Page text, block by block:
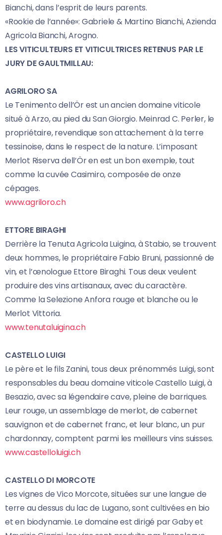
Bianchi, dans l’esprit de leurs parents.
«Rookie de l’année»: Gabriele & Martino Bianchi, Azienda
Agricola Bianchi, Arogno.
LES VITICULTEURS ET VITICULTRICES RETENUS PAR LE
JURY DE GAULTMILLAU:
AGRILORO SA
Le Tenimento dell’Ör est un ancien domaine viticole
situé à Arzo, au pied du San Giorgio. Meinrad C. Perler, le
propriétaire, revendique son attachement à la terre
tessinoise, dans le respect de la nature. L’imposant
Merlot Riserva dell’Ör en est un bon exemple, tout
comme la cuvée Casimiro, composée de onze
cépages.
www.agriloro.ch
ETTORE BIRAGHI
Derrière la Tenuta Agricola Luigina, à Stabio, se trouvent
deux hommes, le propriétaire Fabio Bruni, passionné de
vin, et l’œnologue Ettore Biraghi. Tous deux veulent
produire des vins artisanaux, avec du caractère.
Comme la Selezione Anfora rouge et blanche ou le
Merlot Vittoria.
www.tenutaluigina.ch
CASTELLO LUIGI
Le père et le fils Zanini, tous deux prénommés Luigi, sont
responsables du beau domaine viticole Castello Luigi, à
Besazio, avec sa légendaire cave, pleine de barriques.
Leur rouge, un assemblage de merlot, de cabernet
sauvignon et de cabernet franc, et leur blanc, un pur
chardonnay, comptent parmi les meilleurs vins suisses.
www.castelloluigi.ch
CASTELLO DI MORCOTE
Les vignes de Vico Morcote, situées sur une langue de
terre au dessus du lac de Lugano, sont cultivées en bio
et en biodynamie. Le domaine est dirigé par Gaby et